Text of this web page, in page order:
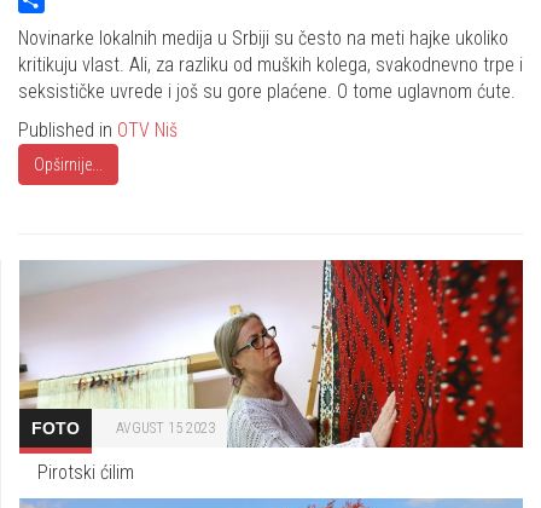
Share
Novinarke lokalnih medija u Srbiji su često na meti hajke ukoliko
kritikuju vlast. Ali, za razliku od muških kolega, svakodnevno trpe i
seksističke uvrede i još su gore plaćene. O tome uglavnom ćute.
Published in OTV Niš
Opširnije...
FOTO AVGUST 15 2023
Pirotski ćilim